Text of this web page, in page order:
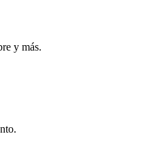
y más.